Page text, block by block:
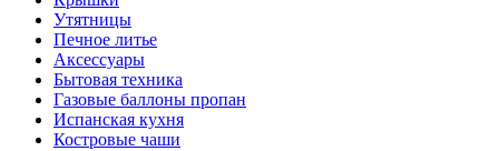
Утятницы
Печное литье
Аксессуары
Бытовая техника
Газовые баллоны пропан
Испанская кухня
Костровые чаши